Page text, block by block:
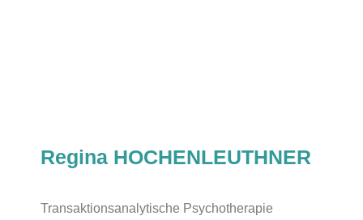
Regina HOCHENLEUTHNER
Transaktionsanalytische Psychotherapie